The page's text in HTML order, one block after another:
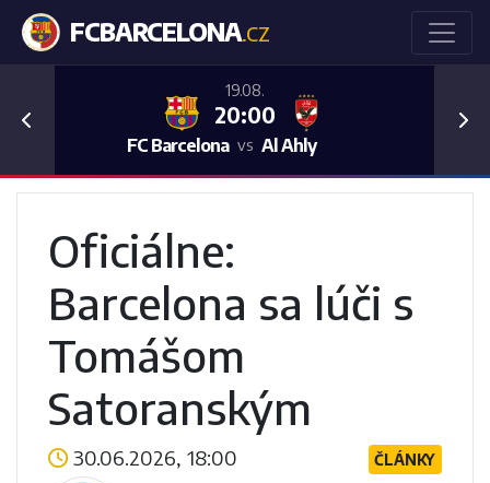
FCBARCELONA.CZ
19.08.
20:00
FC Barcelona vs Al Ahly
Previous
Oficiálne:
Barcelona sa lúči s
Tomášom
Satoranským
30.06.2026, 18:00 ČLÁNKY